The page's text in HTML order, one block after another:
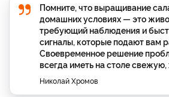
Помните, что выращивание
домашних условиях — это
требующий наблюдения и
сигналы, которые подают вам
Своевременное решение
всегда иметь на столе
Николай Хромов